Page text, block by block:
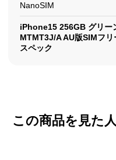
NanoSIM
iPhone15 256GB グリー
MTMT3J/A AU版SIMフリ
スペック
この商品を見た